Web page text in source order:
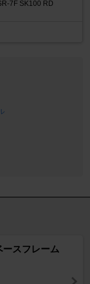
7F SK100 RD
ースフレーム